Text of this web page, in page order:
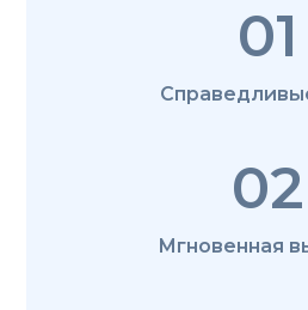
01
02
Мгновенная